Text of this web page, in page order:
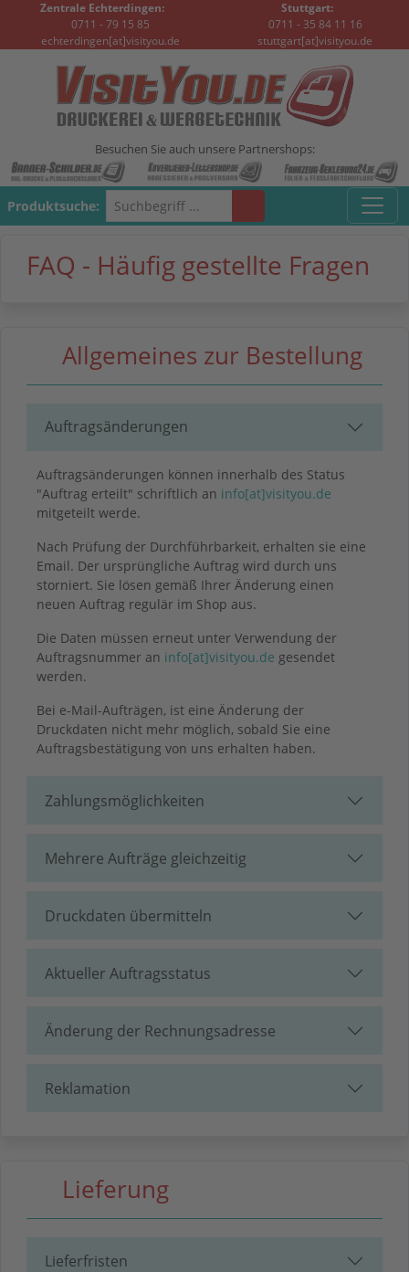
Zentrale Echterdingen:
0711 - 79 15 85
echterdingen[at]visityou.de
Stuttgart:
0711 - 35 84 11 16
stuttgart[at]visityou.de
Besuchen Sie auch unsere Partnershops:
Produktsuche:
FAQ - Häufig gestellte Fragen
Allgemeines zur Bestellung
Auftragsänderungen
Auftragsänderungen können innerhalb des Status
"Auftrag erteilt" schriftlich an info[at]visityou.de
mitgeteilt werde.
Nach Prüfung der Durchführbarkeit, erhalten sie eine
Email. Der ursprüngliche Auftrag wird durch uns
storniert. Sie lösen gemäß Ihrer Änderung einen
neuen Auftrag regulär im Shop aus.
Die Daten müssen erneut unter Verwendung der
Auftragsnummer an info[at]visityou.de gesendet
werden.
Bei e-Mail-Aufträgen, ist eine Änderung der
Druckdaten nicht mehr möglich, sobald Sie eine
Auftragsbestätigung von uns erhalten haben.
Zahlungsmöglichkeiten
Mehrere Aufträge gleichzeitig
Druckdaten übermitteln
Aktueller Auftragsstatus
Änderung der Rechnungsadresse
Reklamation
Lieferung
Lieferfristen